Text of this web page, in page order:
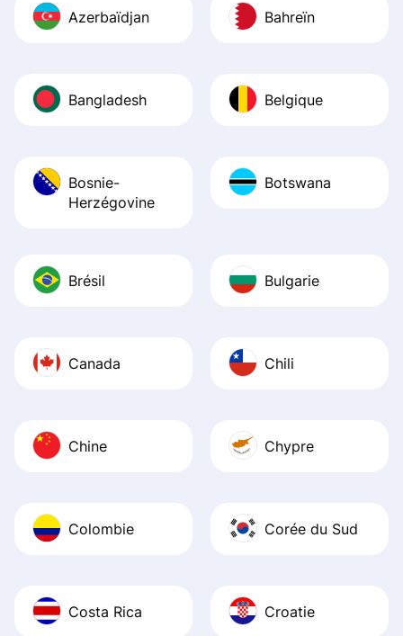
Azerbaïdjan Bahreïn
Bangladesh Belgique
Bosnie-
Herzégovine
Botswana
Brésil Bulgarie
Canada Chili
Chine Chypre
Colombie Corée du Sud
Costa Rica Croatie